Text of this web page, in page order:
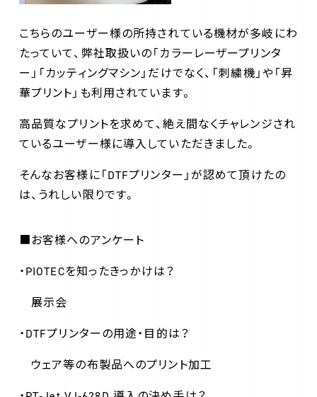
こちらのユーザー様の所持されている機材が多岐にわ
たっていて、弊社取扱いの「カラーレーザープリンタ
ー」「カッティングマシン」だけでなく、「刺繍機」や「昇
華プリント」も利用されています。
高品質なプリントを求めて、絶え間なくチャレンジされ
ているユーザー様に導入していただきました。
そんなお客様に「DTFプリンター」が認めて頂けたの
は、うれしい限りです。
■お客様へのアンケート
・PIOTECを知ったきっかけは？
展示会
・DTFプリンターの用途・目的は？
ウェア等の布製品へのプリント加工